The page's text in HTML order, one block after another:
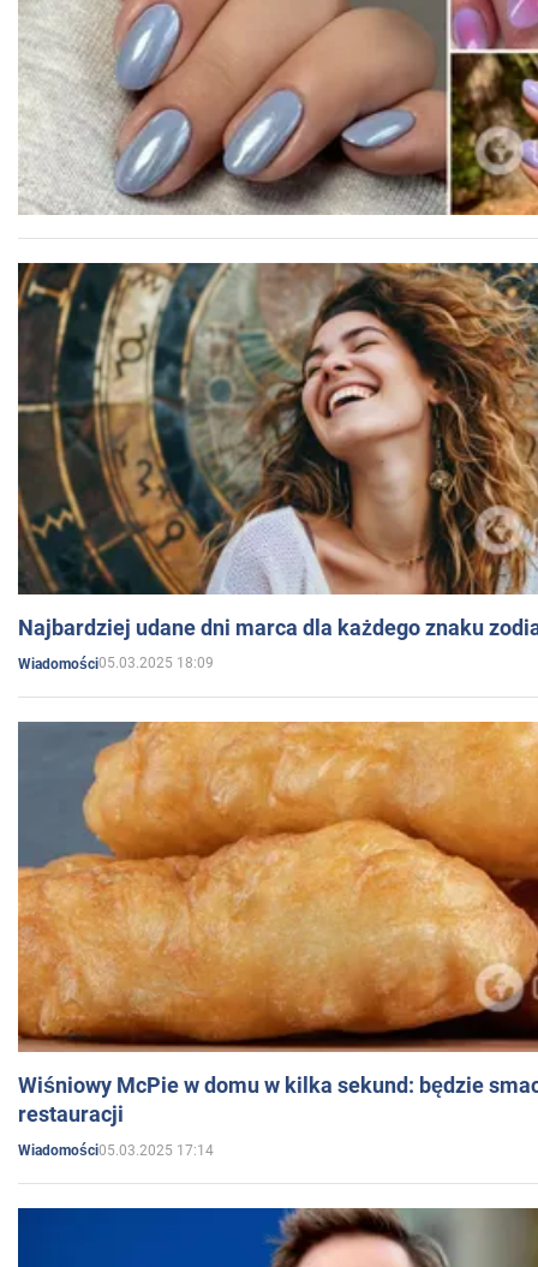
Najbardziej udane dni marca dla każdego znaku
Wiadomości05.03.2025 18:09
Wiśniowy McPie w domu w kilka sekund: będzie
restauracji
Wiadomości05.03.2025 17:14